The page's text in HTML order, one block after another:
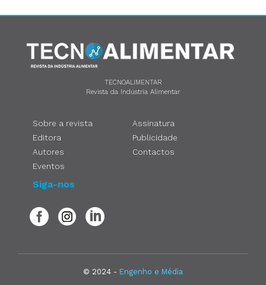
TECNOALIMENTAR
Revista da Indústria Alimentar
Sobre a revista
Editora
Autores
Eventos
Assinatura
Publicidade
Contactos
Siga-nos
© 2024 - Engenho e Média